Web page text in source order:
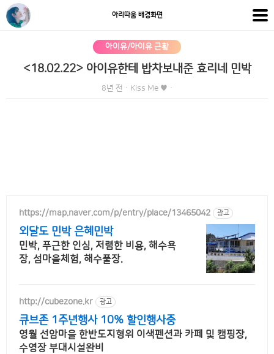
아리따움 배경화면
아이유/아이유 근황
<18.02.22> 아이유한테 밥차보내준 효리네 민박
8년 전 · Kiss Me ♥ ·
https://map.naver.com/p/entry/place/13465042 광고
외달도 민박 은혜민박
민박, 푸근한 인심, 저렴한 비용, 해수욕
장, 섬마을체험, 해수풀장.
http://cubezone.kr 광고
큐브존 1주년행사 10% 할인행사중
영월 선암마을 한반도지형위 이색펜션과 카페 및 캠핑장,
수영장 부대시설완비